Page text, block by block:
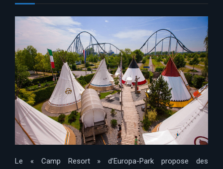
Le « Camp Resort » d’Europa-Park propose des